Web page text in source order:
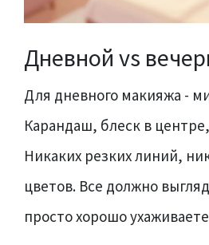
Дневной vs
Для дневного макияжа -
Карандаш, блеск в
Никаких резких линий,
цветов. Все должно
просто хорошо